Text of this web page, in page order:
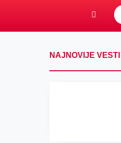
NAJNOVIJE VESTI